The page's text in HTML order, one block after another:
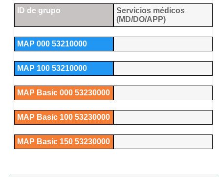
ID de grupo
Servicios médicos
(MD/DO/APP)
MAP 000 53210000
MAP 100 53210000
MAP Basic 000 53230000
MAP Basic 100 53230000
MAP Basic 150 53230000